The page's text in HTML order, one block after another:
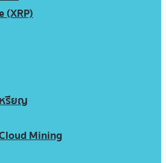
(XRP)
หรียญ
Mining